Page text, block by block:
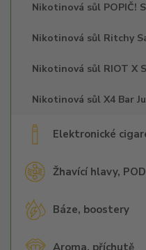
Nikotinová sůl POPIČ!
Nikotinová sůl Ritchy
Nikotinová sůl RIOT X
Nikotinová sůl X4 Bar
Elektronické
Žhavící hlavy,
Báze, boostery
Aroma, příchutě